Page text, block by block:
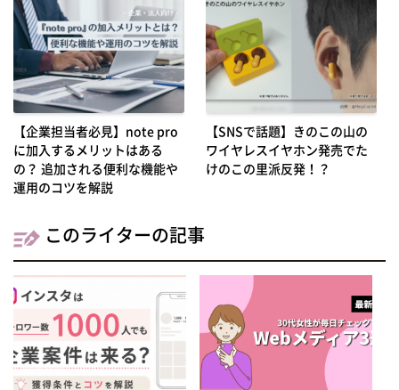
【企業担当者必見】note pro
に加入するメリットはある
の？ 追加される便利な機能や
運用のコツを解説
【SNSで話題】きのこの山の
ワイヤレスイヤホン発売でた
けのこの里派反発！？
このライターの記事